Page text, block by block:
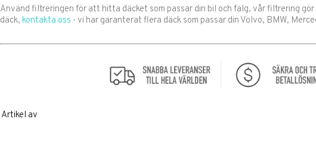
Använd filtreringen för att hitta däcket som passar din bil och fälg, vår filtrering
däck, kontakta oss - vi har garanterat flera däck som passar din Volvo, BMW,
Artikel av